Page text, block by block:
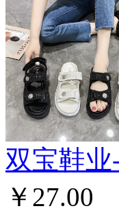
双宝鞋业
￥27.00